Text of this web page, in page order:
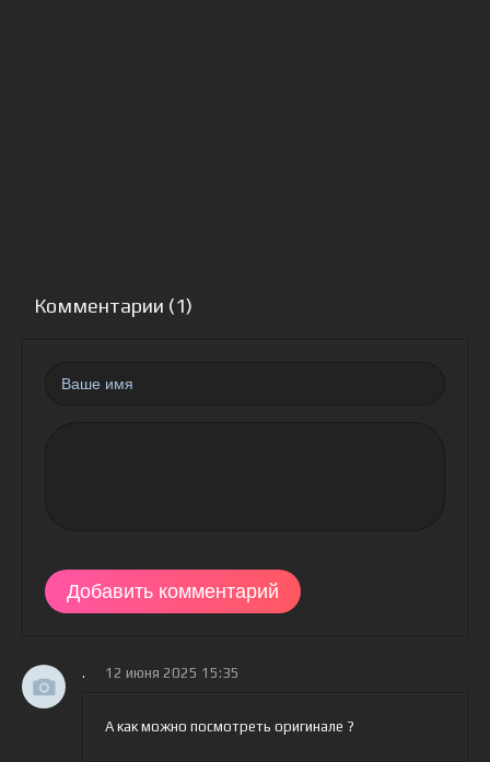
Комментарии (1)
Добавить комментарий
. 12 июня 2025 15:35
А как можно посмотреть оригинале ?